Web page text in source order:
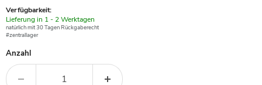
Verfügbarkeit:
Verfügbar
-
Lieferung in 1 - 2 Werktagen
natürlich mit 30 Tagen Rückgaberecht
#zentrallager
Anzahl